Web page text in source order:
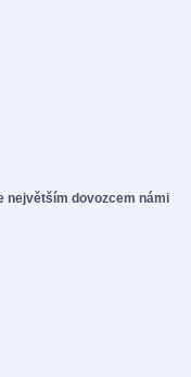
největším dovozcem námi